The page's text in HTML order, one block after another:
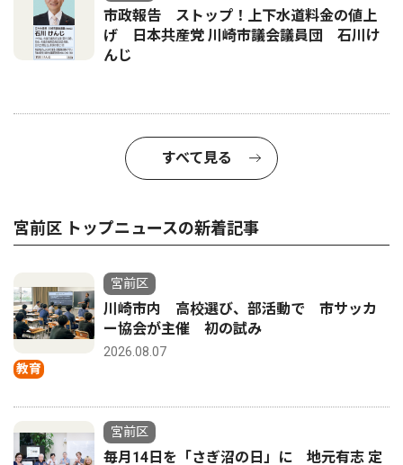
市政報告 ストップ！上下水道料金の値上
げ 日本共産党 川崎市議会議員団 石川け
んじ
すべて見る
宮前区 トップニュースの新着記事
教育
宮前区
川崎市内 高校選び、部活動で 市サッカ
ー協会が主催 初の試み
2026.08.07
宮前区
毎月14日を「さぎ沼の日」に 地元有志 定